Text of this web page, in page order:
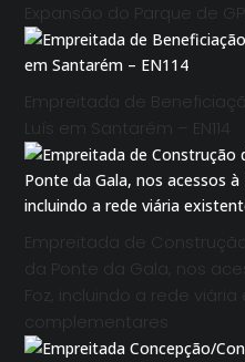
Expansão do Parque de
Empreitada de
Luís em Santarém – EN114
Empreitada de
da Ponte da Gala, nos
Foz, incluindo a rede
complementares